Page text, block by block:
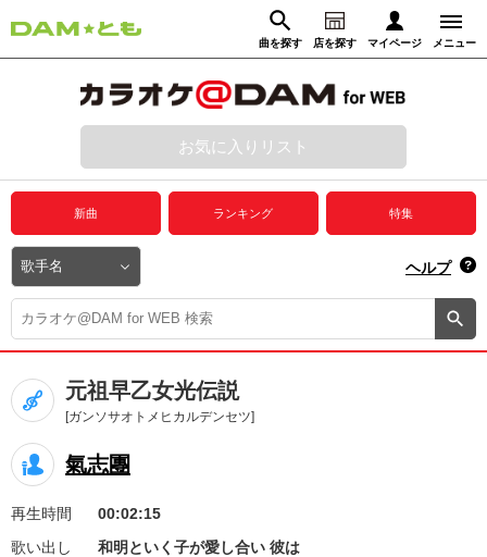
曲を探す 店を探す マイページ メニュー
動画からさがす 録音からさがす
ログイン
プレミアムサービス
DAM★とも動画
DAM★とも録音
カラオケ＠DAM
ユーザー検索
キャンペーン
お知らせ よくあるご質問
お気に入りリスト
新曲 ランキング 特集
ヘルプ
元祖早乙女光伝説
[ガンソサオトメヒカルデンセツ]
氣志團
再生時間
00:02:15
歌い出し
和明といく子が愛し合い 彼は